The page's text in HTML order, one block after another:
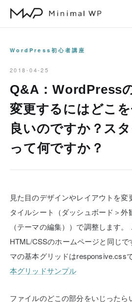
WordPress初心者講座
2018-04-25
Q&A：WordPress
変更するにはどこ
良いのですか？ス
って何ですか？
見た目のデザインやレイアウトを変
タイルシート（ダッシュボード＞外
（テーマの編集））で調整します。
HTML/CSSのホームページと同じで
マの基本グリッドはresponsive.css
本グリッドサンプル
ファイルのどこの部分をいじったら